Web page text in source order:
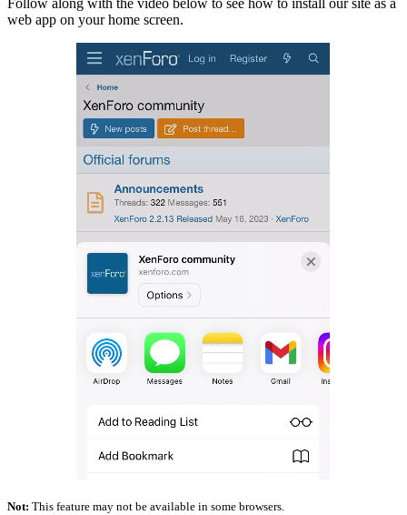
Follow along with the video below to see how to install our site as a
web app on your home screen.
Not: This feature may not be available in some browsers.